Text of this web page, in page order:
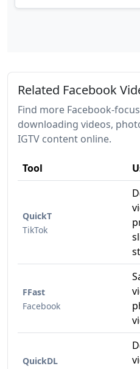
Related Facebook
Find more Facebook-
downloading videos,
IGTV content online.
Tool
QuickT
TikTok
FFast
Facebook
QuickDL